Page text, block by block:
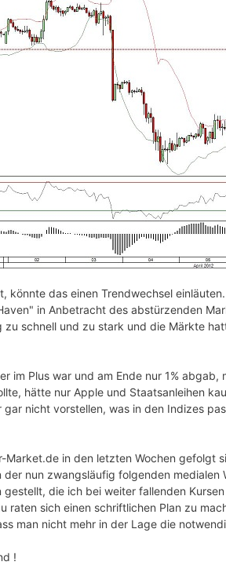
könnte das einen Trendwechsel
in Anbetracht des abstürzenden
schnell und zu stark und die Märkte
im Plus war und am Ende nur 1%
hätte nur Apple und Staatsanleihen
nicht vorstellen, was in den Indizes
Market.de in den letzten Wochen gefolgt
nun zwangsläufig folgenden
die ich bei weiter fallenden
raten sich einen schriftlichen Plan zu
man nicht mehr in der Lage die
!